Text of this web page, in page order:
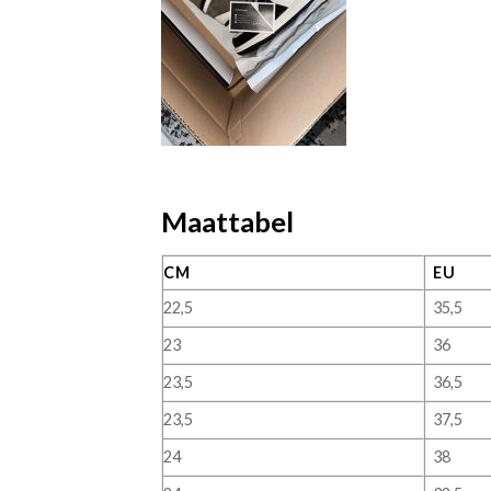
Maattabel
CM EU
22,5
35,5
23
36
23,5
36,5
23,5
37,5
24
38